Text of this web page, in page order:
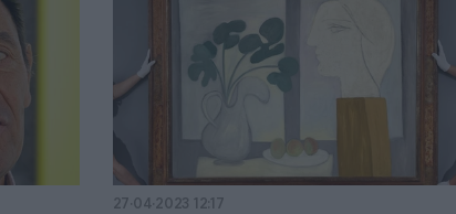
27·04·2023 12:17